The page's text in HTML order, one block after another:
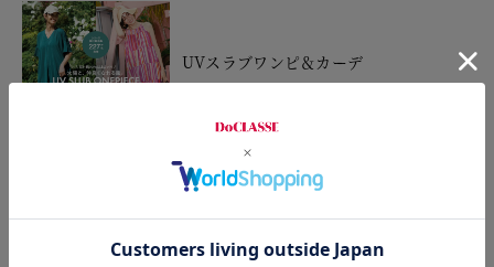
UVスラブワンピ＆カーデ
2026.7.16